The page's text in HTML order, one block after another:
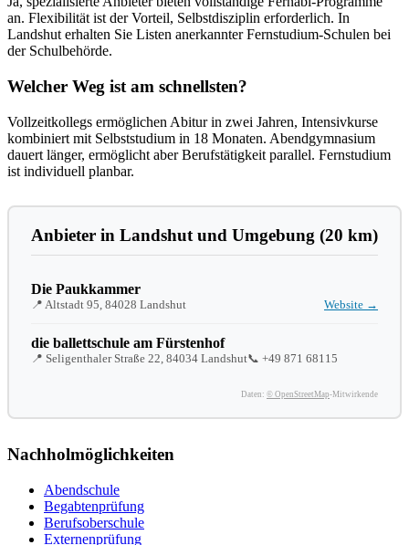
an. Flexibilität ist der Vorteil, Selbstdisziplin erforderlich. In
Landshut erhalten Sie Listen anerkannter Fernstudium-Schulen bei
der Schulbehörde.
Welcher Weg ist am schnellsten?
Vollzeitkollegs ermöglichen Abitur in zwei Jahren, Intensivkurse
kombiniert mit Selbststudium in 18 Monaten. Abendgymnasium
dauert länger, ermöglicht aber Berufstätigkeit parallel. Fernstudium
ist individuell planbar.
Anbieter in Landshut und Umgebung (20 km)
Die Paukkammer
📍 Altstadt 95, 84028 Landshut Website →
die ballettschule am Fürstenhof
📍 Seligenthaler Straße 22, 84034 Landshut📞 +49 871 68115
Daten: © OpenStreetMap-Mitwirkende
Nachholmöglichkeiten
Abendschule
Begabtenprüfung
Berufsoberschule
Externenprüfung